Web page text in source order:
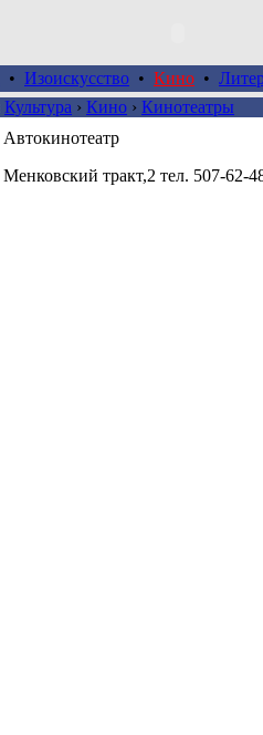
• Изоискусство • Кино •
Культура › Кино › Кинотеатры
Автокинотеатр
Менковский тракт,2 тел. 507-62-